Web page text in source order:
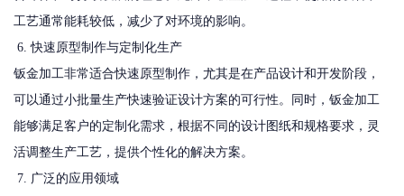
工艺通常能耗较低，减少了对环境的影响。
6. 快速原型制作与定制化生产
钣金加工非常适合快速原型制作，尤其是在产品设计和开发阶段，
可以通过小批量生产快速验证设计方案的可行性。同时，钣金加工
能够满足客户的定制化需求，根据不同的设计图纸和规格要求，灵
活调整生产工艺，提供个性化的解决方案。
7. 广泛的应用领域